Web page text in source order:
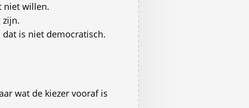
niet willen.
zijn.
is niet democratisch.
wat de kiezer vooraf is